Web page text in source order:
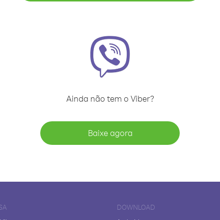
Ainda não tem o Viber?
Baixe agora
DOWNLOAD